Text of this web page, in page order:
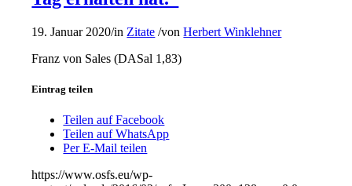
19. Januar 2020/in Zitate /vonHerbert Winklehner
Franz von Sales (DASal 1,83)
Eintrag teilen
Teilen auf Facebook
Teilen auf WhatsApp
Per E-Mail teilen
https://www.osfs.eu/wp-